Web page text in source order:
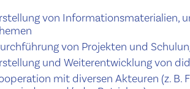
von Infor­ma­tion­s­ma­te­ri­alien,
von Projekten und
und Weit­er­en­twick­lung von
mit diversen Akteuren (z. B.